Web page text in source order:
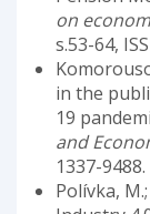
on
s.53-64,
in the
19
and
1337-9488.
Polívka,